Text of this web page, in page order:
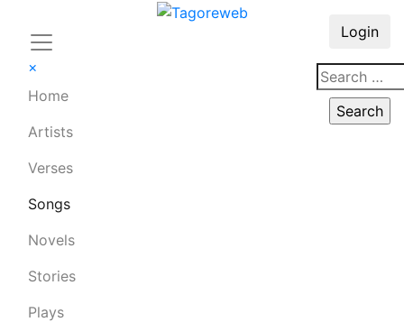
×
Home
Artists
Verses
Songs
Novels
Stories
Plays
Login